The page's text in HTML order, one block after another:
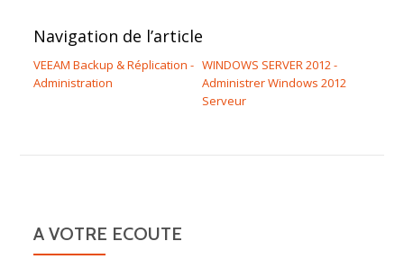
Navigation de l’article
VEEAM Backup & Réplication -
Administration
WINDOWS SERVER 2012 -
Administrer Windows 2012
Serveur
A VOTRE ECOUTE